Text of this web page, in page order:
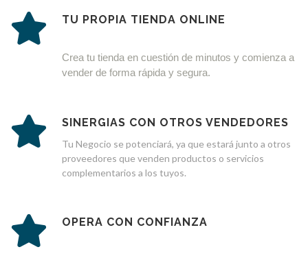
TU PROPIA TIENDA ONLINE
Crea tu tienda en cuestión de minutos y comienza a
vender de forma rápida y segura.
SINERGIAS CON OTROS VENDEDORES
Tu Negocio se potenciará, ya que estará junto a otros
proveedores que venden productos o servicios
complementarios a los tuyos.
OPERA CON CONFIANZA